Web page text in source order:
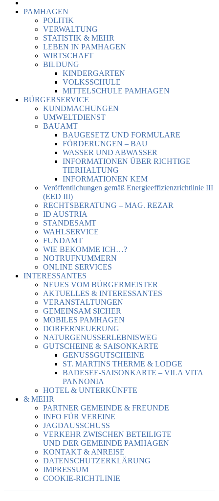
PAMHAGEN
POLITIK
VERWALTUNG
STATISTIK & MEHR
LEBEN IN PAMHAGEN
WIRTSCHAFT
BILDUNG
KINDERGARTEN
VOLKSSCHULE
MITTELSCHULE PAMHAGEN
BÜRGERSERVICE
KUNDMACHUNGEN
UMWELTDIENST
BAUAMT
BAUGESETZ UND FORMULARE
FÖRDERUNGEN – BAU
WASSER UND ABWASSER
INFORMATIONEN ÜBER RICHTIGE
TIERHALTUNG
INFORMATIONEN KEM
Veröffentlichungen gemäß Energieeffizienzrichtlinie III
(EED III)
RECHTSBERATUNG – MAG. REZAR
ID AUSTRIA
STANDESAMT
WAHLSERVICE
FUNDAMT
WIE BEKOMME ICH…?
NOTRUFNUMMERN
ONLINE SERVICES
INTERESSANTES
NEUES VOM BÜRGERMEISTER
AKTUELLES & INTERESSANTES
VERANSTALTUNGEN
GEMEINSAM SICHER
MOBILES PAMHAGEN
DORFERNEUERUNG
NATURGENUSSERLEBNISWEG
GUTSCHEINE & SAISONKARTE
GENUSSGUTSCHEINE
ST. MARTINS THERME & LODGE
BADESEE-SAISONKARTE – VILA VITA
PANNONIA
HOTEL & UNTERKÜNFTE
& MEHR
PARTNER GEMEINDE & FREUNDE
INFO FÜR VEREINE
JAGDAUSSCHUSS
VERKEHR ZWISCHEN BETEILIGTE
UND DER GEMEINDE PAMHAGEN
KONTAKT & ANREISE
DATENSCHUTZERKLÄRUNG
IMPRESSUM
COOKIE-RICHTLINIE